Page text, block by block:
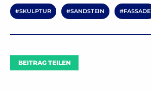
SKULPTUR SANDSTEIN FASSADE
BEITRAG TEILEN